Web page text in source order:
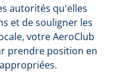
autorités qu'elles
et de souligner les
votre AeroClub
prendre position en